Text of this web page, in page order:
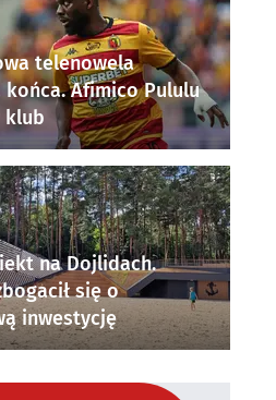
telenowela
końca. Afimico Pululu
klub
na Dojlidach.
się o
inwestycję